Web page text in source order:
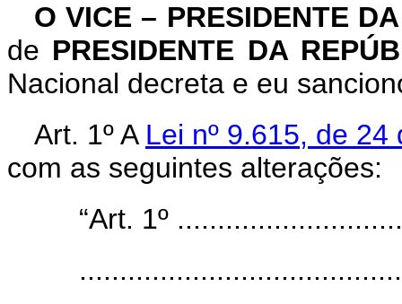
O VICE – PRESIDENTE
de PRESIDENTE DA
Nacional decreta e eu
Art. 1º A Lei nº 9.615, de
com as seguintes alterações:
“Art. 1º